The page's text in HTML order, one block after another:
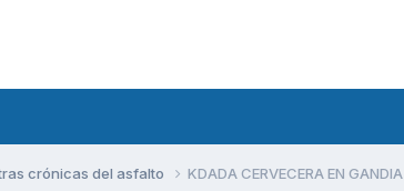
crónicas del asfalto KDADA CERVECERA EN